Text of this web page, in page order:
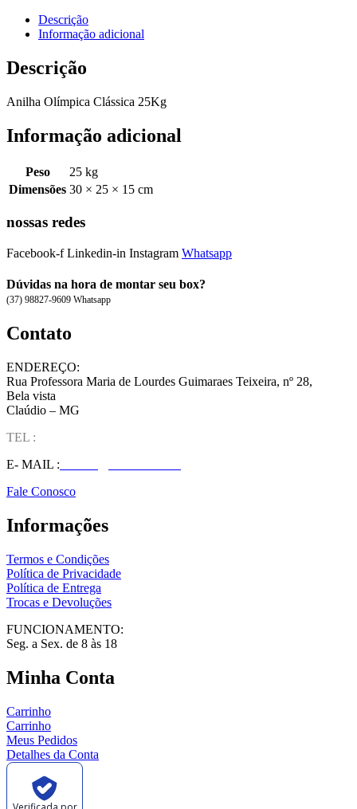
Descrição
Informação adicional
Descrição
Anilha Olímpica Clássica 25Kg
Informação adicional
Peso
25 kg
Dimensões 30 × 25 × 15 cm
nossas redes
Facebook-f Linkedin-in Instagram Whatsapp
Dúvidas na hora de montar seu box?
(37) 98827-9609 Whatsapp
Contato
ENDEREÇO:
Rua Professora Maria de Lourdes Guimaraes Teixeira, nº 28,
Bela vista
Claúdio – MG
TEL :
E- MAIL :
Fale Conosco
Informações
Termos e Condições
Política de Privacidade
Política de Entrega
Trocas e Devoluções
FUNCIONAMENTO:
Seg. a Sex. de 8 às 18
Minha Conta
Carrinho
Carrinho
Meus Pedidos
Detalhes da Conta